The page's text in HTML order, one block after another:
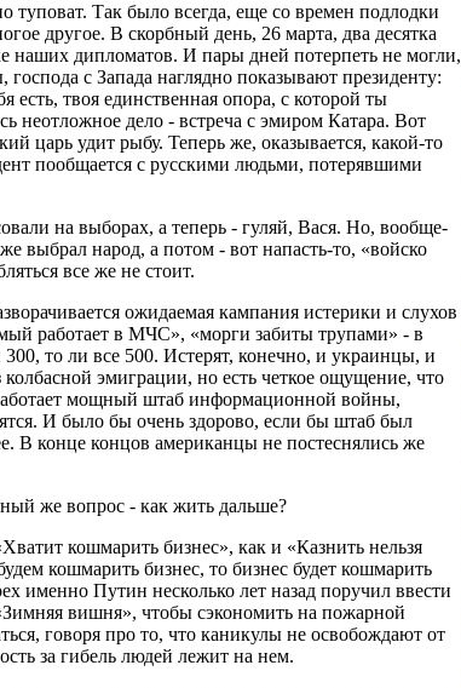
туповат. Так было всегда, еще со времен подлодки
другое. В скорбный день, 26 марта, два десятка
наших дипломатов. И пары дней потерпеть не могли,
с Запада наглядно показывают президенту:
есть, твоя единственная опора, с которой ты
неотложное дело - встреча с эмиром Катара. Вот
царь удит рыбу. Теперь же, оказывается, какой-то
пообщается с русскими людьми, потерявшими
на выборах, а теперь - гуляй, Вася. Но, вообще-
выбрал народ, а потом - вот напасть-то, «войско
все же не стоит.
ожидаемая кампания истерики и слухов
работает в МЧС», «морги забиты трупами» - в
то ли все 500. Истерят, конечно, и украинцы, и
эмиграции, но есть четкое ощущение, что
мощный штаб информационной войны,
И было бы очень здорово, если бы штаб был
В конце концов американцы не постеснялись же
же вопрос - как жить дальше?
кошмарить бизнес», как и «Казнить нельзя
кошмарить бизнес, то бизнес будет кошмарить
именно Путин несколько лет назад поручил ввести
вишня», чтобы сэкономить на пожарной
говоря про то, что каникулы не освобождают от
за гибель людей лежит на нем.